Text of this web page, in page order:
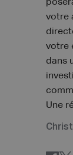
votre
votre
dans
Une